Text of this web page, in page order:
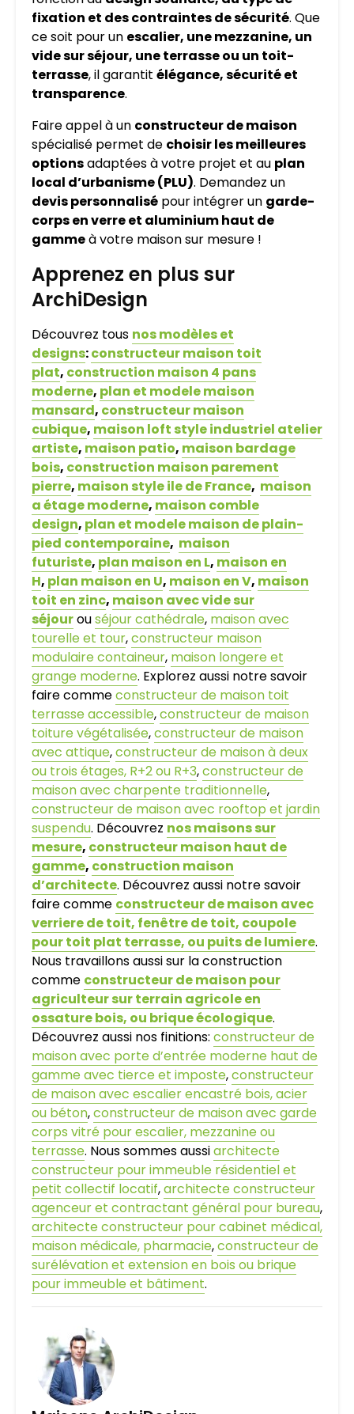
fixation et des contraintes de sécurité. Que
ce soit pour un escalier, une mezzanine, un
vide sur séjour, une terrasse ou un toit-
terrasse, il garantit élégance, sécurité et
transparence.
Faire appel à un constructeur de maison
spécialisé permet de choisir les meilleures
optionsadaptées à votre projet et au plan
local d’urbanisme (PLU). Demandez un
devis personnalisé pour intégrer un garde-
corps en verre et aluminium haut de
gammeà votre maison sur mesure !
Apprenez en plus sur
ArchiDesign
Découvrez tous nos modèles et
designs:constructeur maison toit
plat, construction maison 4 pans
moderne, plan et modele maison
mansard, constructeur maison
cubique, maison loft style industriel atelier
artiste, maison patio, maison bardage
bois, construction maison parement
pierre, maison style ile de France, maison
a étage moderne, maison comble
design, plan et modele maison de plain-
pied contemporaine, maison
futuriste, plan maison en L, maison en
H, plan maison en U, maison en V, maison
toit en zinc, maison avec vide sur
séjourouséjour cathédrale, maison avec
tourelle et tour,constructeur maison
modulaire containeur, maison longere et
grange moderne. Explorez aussi notre savoir
faire commeconstructeur de maison toit
terrasse accessible,constructeur de maison
toiture végétalisée,constructeur de maison
avec attique,constructeur de maison à deux
ou trois étages, R+2 ou R+3,constructeur de
maison avec charpente traditionnelle,
constructeur de maison avec rooftop et jardin
suspendu. Découvrez nos maisons sur
mesure, constructeur maison haut de
gamme, construction maison
d’architecte. Découvrez aussi notre savoir
faire comme constructeur de maison avec
verriere de toit, fenêtre de toit, coupole
pour toit plat terrasse, ou puits de lumiere.
Nous travaillons aussi sur la construction
comme constructeur de maison pour
agriculteur sur terrain agricole en
ossature bois, ou brique écologique.
Découvrez aussi nos finitions: constructeur de
maison avec porte d’entrée moderne haut de
gamme avec tierce et imposte,constructeur
de maison avec escalier encastré bois, acier
ou béton,constructeur de maison avec garde
corps vitré pour escalier, mezzanine ou
terrasse. Nous sommes aussiarchitecte
constructeur pour immeuble résidentiel et
petit collectif locatif,architecte constructeur
agenceur et contractant général pour bureau,
architecte constructeur pour cabinet médical,
maison médicale, pharmacie,constructeur de
surélévation et extension en bois ou brique
pour immeuble et bâtiment.